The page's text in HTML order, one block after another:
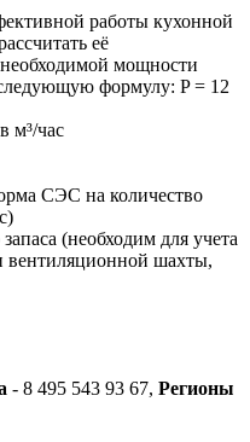
работы кухонной
её
необходимой мощности
формулу: P = 12
м³/час
СЭС на количество
(необходим для учета
вентиляционной шахты,
- 8 495 543 93 67, Регионы